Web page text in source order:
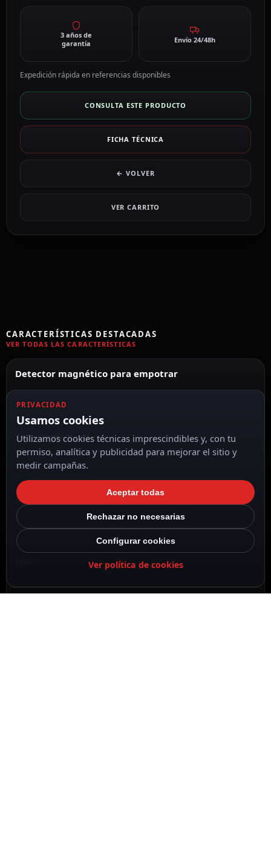
3 años de
garantía
Envío 24/48h
Expedición rápida en referencias disponibles
CONSULTA ESTE PRODUCTO
FICHA TÉCNICA
← VOLVER
VER CARRITO
CARACTERÍSTICAS DESTACADAS
VER TODAS LAS CARACTERÍSTICAS
Detector magnético para empotrar
Tecnología Reed
Alta resistencia a choques mecánicos y eléctricos
PRIVACIDAD
Usamos cookies
Utilizamos cookies técnicas imprescindibles y, con tu
permiso, analítica y publicidad para mejorar el sitio y
medir campañas.
Aceptar todas
Rechazar no necesarias
Configurar cookies
Ver política de cookies